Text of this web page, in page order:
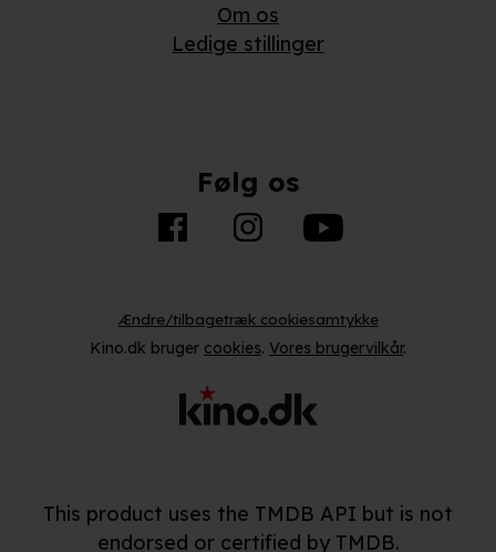
Om os
Ledige stillinger
Følg os
Ændre/tilbagetræk cookiesamtykke
Kino.dk bruger cookies. Vores brugervilkår.
This product uses the TMDB API but is not
endorsed or certified by TMDB.